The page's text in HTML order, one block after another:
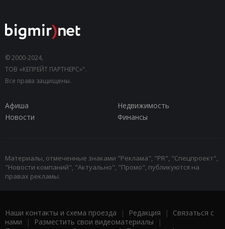
© 2000-2024,
ТОВ «КЕПРЕЙТ ПАРТНЕРС»".
Все права защищены.
Афиша
Недвижимость
Новости
Финансы
Материалы, отмеченные знаками "Реклама", "PR", "Спецпроект",
"Новости компаний", "Актуально", "Промо", публикуются на
правах рекламы.
Наши контакты и схема проезда | Редакция | Связаться с
нами | Разместить свои видеоматериалы |